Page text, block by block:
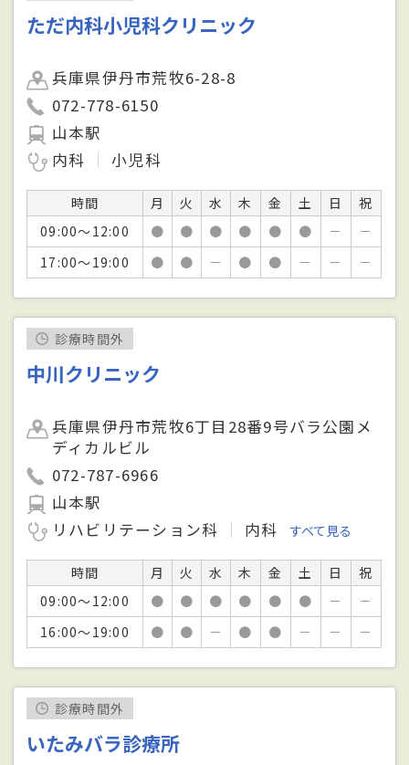
ただ内科小児科クリニック
兵庫県伊丹市荒牧6-28-8
072-778-6150
山本駅
内科
小児科
時間 月 火 水 木 金 土 日
祝
09:00～12:00
● ● ● ● ● ● －
－
17:00～19:00
● ● － ● ● － － －
診療時間外
中川クリニック
兵庫県伊丹市荒牧6丁目28番9号バラ公園メ
ディカルビル
072-787-6966
山本駅
リハビリテーション科
内科 すべて見る
時間 月 火 水 木 金 土 日
祝
09:00～12:00
● ● ● ● ● ● －
－
16:00～19:00
● ● － ● ● － － －
診療時間外
いたみバラ診療所